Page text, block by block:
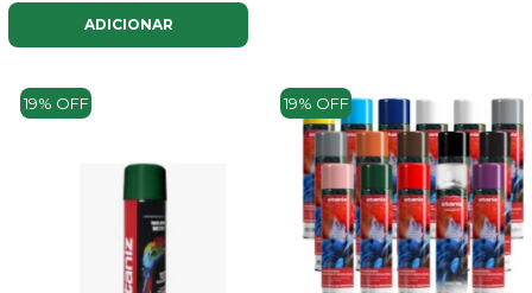
ADICIONAR
19% OFF 19% OFF